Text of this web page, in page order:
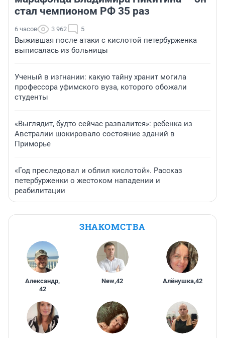
стал чемпионом РФ 35 раз
6 часов 3 962 5
Выжившая после атаки с кислотой петербурженка
выписалась из больницы
Ученый в изгнании: какую тайну хранит могила
профессора уфимского вуза, которого обожали
студенты
«Выглядит, будто сейчас развалится»: ребенка из
Австралии шокировало состояние зданий в
Приморье
«Год преследовал и облил кислотой». Рассказ
петербурженки о жестоком нападении и
реабилитации
ЗНАКОМСТВА
Александр,
42
New,42 Алёнушка,42